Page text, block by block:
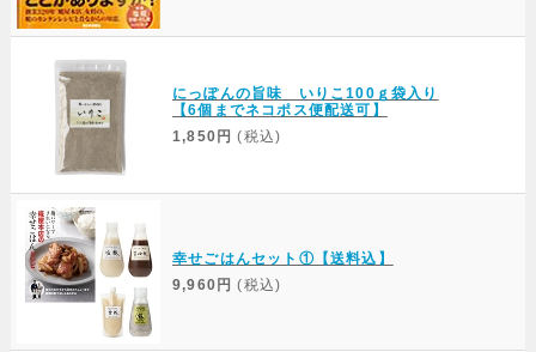
にっぽんの旨味 いりこ100ｇ袋入り
【6個までネコポス便配送可】
1,850円 (税込)
幸せごはんセット①【送料込】
9,960円 (税込)